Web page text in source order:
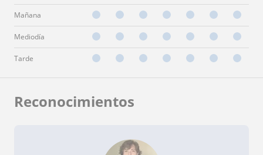
Mañana
Mediodía
Tarde
Reconocimientos